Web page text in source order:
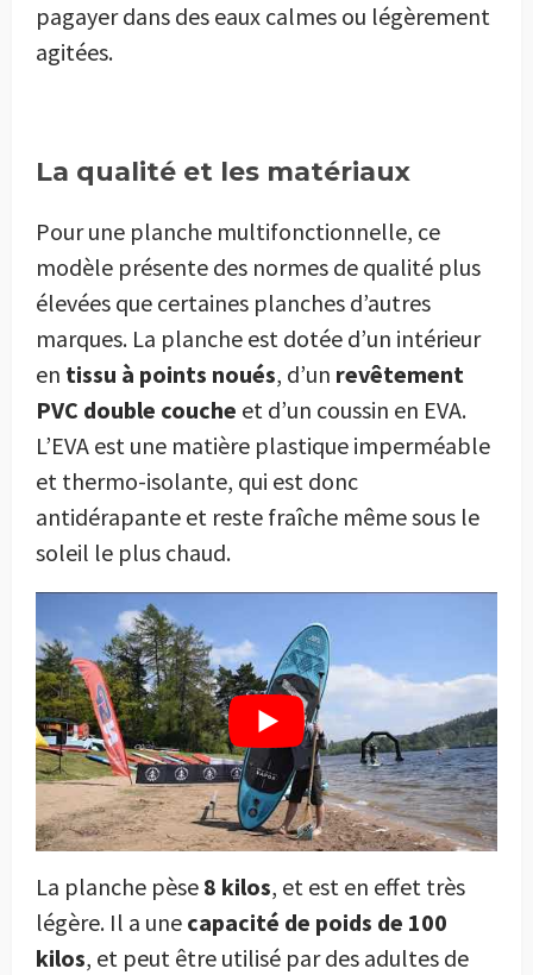
pagayer dans des eaux calmes ou légèrement
agitées.
La qualité et les matériaux
Pour une planche multifonctionnelle, ce
modèle présente des normes de qualité plus
élevées que certaines planches d’autres
marques. La planche est dotée d’un intérieur
en tissu à points noués, d’un revêtement
PVC double couche et d’un coussin en EVA.
L’EVA est une matière plastique imperméable
et thermo-isolante, qui est donc
antidérapante et reste fraîche même sous le
soleil le plus chaud.
La planche pèse 8 kilos, et est en effet très
légère. Il a une capacité de poids de 100
kilos, et peut être utilisé par des adultes de